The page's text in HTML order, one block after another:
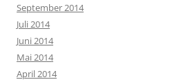
September 2014
Juli 2014
Juni 2014
Mai 2014
April 2014